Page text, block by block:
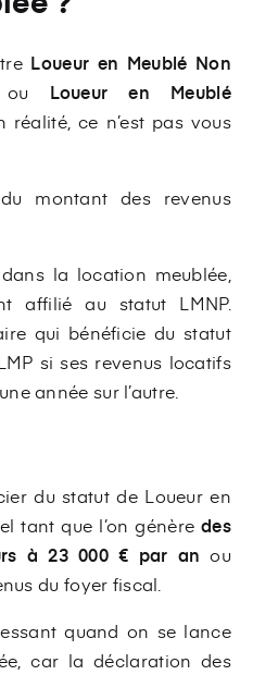
Loueur en Meublé Non
ou Loueur en Meublé
réalité, ce n’est pas vous
montant des revenus
la location meublée,
affilié au statut LMNP.
qui bénéficie du statut
si ses revenus locatifs
année sur l’autre.
du statut de Loueur en
tant que l’on génèredes
à 23 000 € par an ou
du foyer fiscal.
quand on se lance
car la déclaration des